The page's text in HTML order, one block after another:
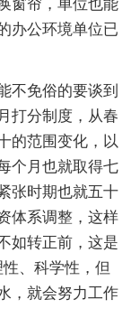
窗帘，单位也能
办公环境单位已
不免俗的要谈到
打分制度，从春
的范围变化，以
个月也就取得七
张时期也就五十
体系调整，这样
如转正前，这是
、科学性，但
，就会努力工作